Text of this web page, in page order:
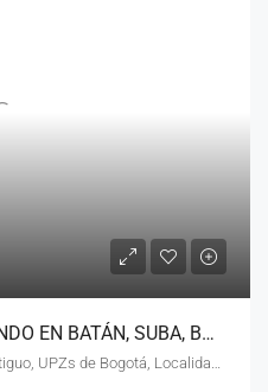
APARTAMENTO EN ARRIENDO EN BATÁN, SUBA, BOGOTÁ, D.C. – (963)
Bata, Avenida Calle 145, Suba Antiguo, UPZs de Bogotá, Localidad Suba, Bogotá, Bogotá, Distrito Capital, RAP (Especial) Central, 111161, Colombia